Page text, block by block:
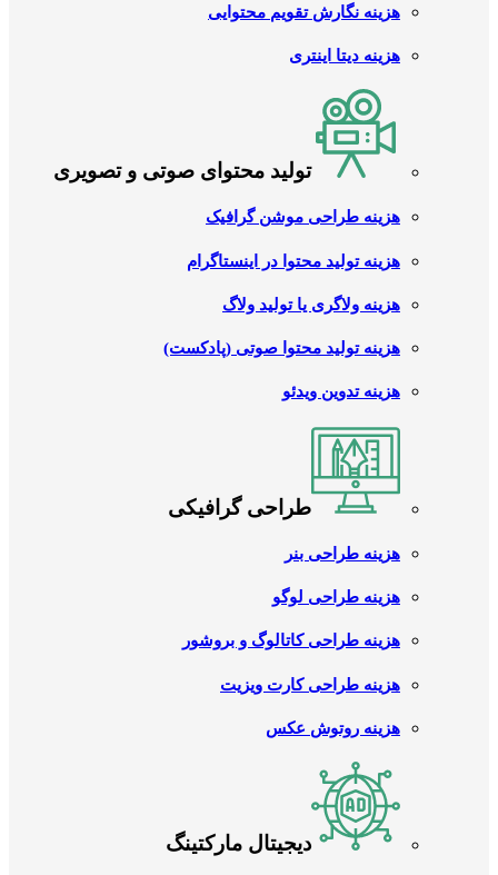
هزینه نگارش تقویم محتوایی
هزینه دیتا اینتری
تولید محتوای صوتی و تصویری
هزینه طراحی موشن گرافیک
هزینه تولید محتوا در اینستاگرام
هزینه ولاگری یا تولید ولاگ
هزینه تولید محتوا صوتی (پادکست)
هزینه تدوین ویدئو
طراحی گرافیکی
هزینه طراحی بنر
هزینه طراحی لوگو
هزینه طراحی کاتالوگ و بروشور
هزینه طراحی کارت ویزیت
هزینه روتوش عکس
دیجیتال مارکتینگ